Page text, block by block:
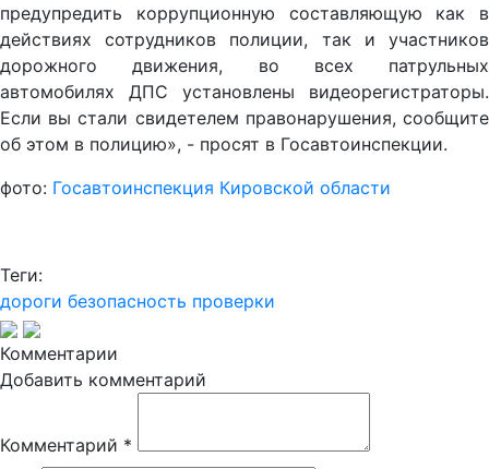
предупредить коррупционную составляющую как в
действиях сотрудников полиции, так и участников
дорожного движения, во всех патрульных
автомобилях ДПС установлены видеорегистраторы.
Если вы стали свидетелем правонарушения, сообщите
об этом в полицию», - просят в Госавтоинспекции.
фото: Госавтоинспекция Кировской области
Теги:
дороги безопасность проверки
Комментарии
Добавить комментарий
Комментарий *